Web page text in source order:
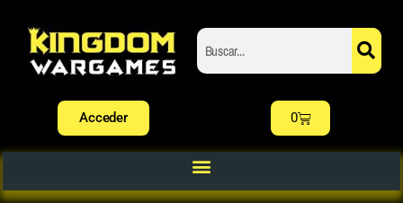
Acceder 0